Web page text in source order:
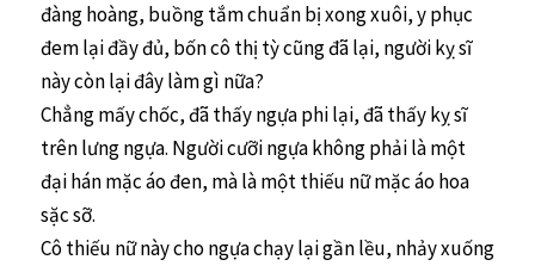
đàng hoàng, buồng tắm chuẩn bị xong xuôi, y phục
đem lại đầy đủ, bốn cô thị tỳ cũng đã lại, người kỵ sĩ
này còn lại đây làm gì nữa?
Chẳng mấy chốc, đã thấy ngựa phi lại, đã thấy kỵ sĩ
trên lưng ngựa. Người cưỡi ngựa không phải là một
đại hán mặc áo đen, mà là một thiếu nữ mặc áo hoa
sặc sỡ.
Cô thiếu nữ này cho ngựa chạy lại gần lều, nhảy xuống